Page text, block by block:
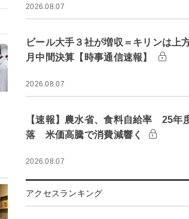
2026.08.07
ビール大手３社が増収＝キリンは上
月中間決算【時事通信速報】
2026.08.07
【速報】農水省、食料自給率 25年
落 米価高騰で消費減響く
2026.08.07
アクセスランキング